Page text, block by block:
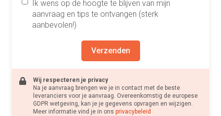
Ik wens op de hoogte te blijven van mijn
aanvraag en tips te ontvangen (sterk
aanbevolen!)
Verzenden
Wij respecteren je privacy
Na je aanvraag brengen we je in contact met de beste
leveranciers voor je aanvraag. Overeenkomstig de europese
GDPR wetgeving, kan je je gegevens opvragen en wijzigen.
Meer informatie vind je in ons privacybeleid